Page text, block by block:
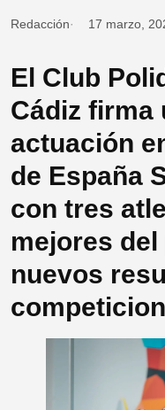
Redacción 17 marzo,
El Club
Cádiz firma
actuación
de España
con tres
mejores
nuevos